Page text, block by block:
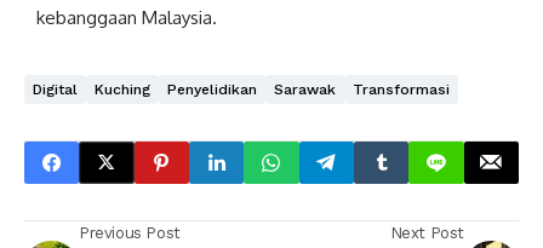
kebanggaan Malaysia.
Digital Kuching Penyelidikan Sarawak Transformasi
Previous Post Next Post